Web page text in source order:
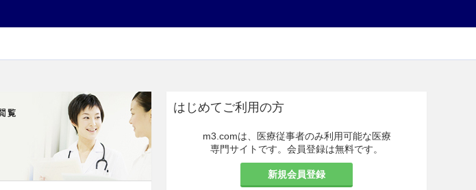
はじめてご利用の方
m3.comは、医療従事者のみ利用可能な医療
専門サイトです。会員登録は無料です。
新規会員登録